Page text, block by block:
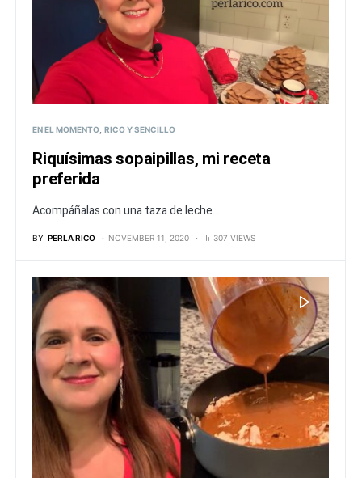
EN EL MOMENTO RICO Y SENCILLO
Riquísimas sopaipillas, mi receta
preferida
Acompáñalas con una taza de leche...
BY PERLA RICO NOVEMBER 11, 2020 307 VIEWS